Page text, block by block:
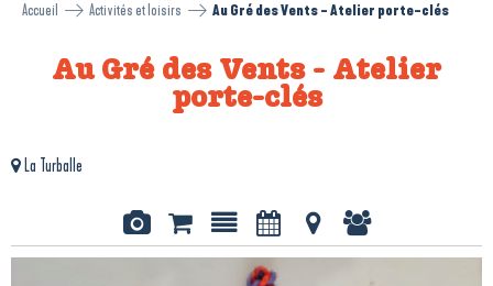
Accueil Activités et loisirs Au Gré des Vents - Atelier porte-clés
Au Gré des Vents - Atelier
porte-clés
La Turballe